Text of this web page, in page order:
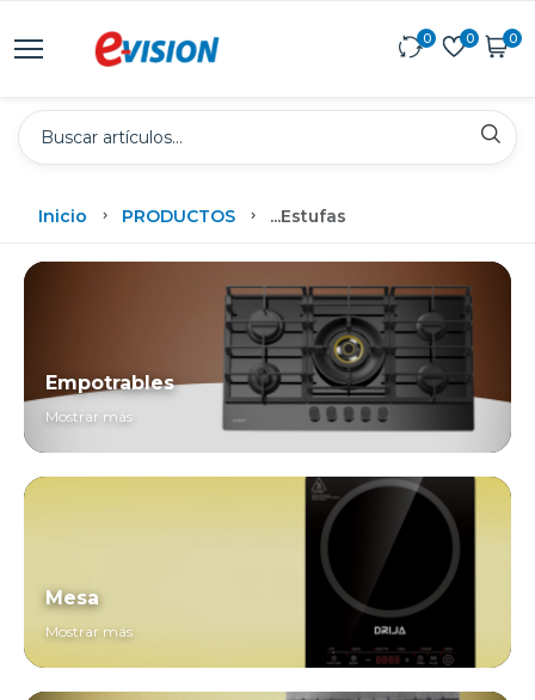
0 0 0
Inicio PRODUCTOS ...Estufas
Empotrables
Mostrar más
Mesa
Mostrar más